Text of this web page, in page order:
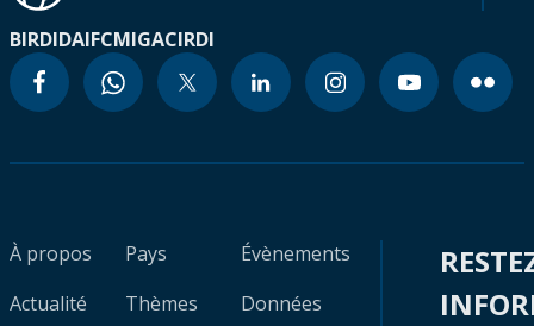
BIRDIDAIFCMIGACIRDI
À propos
Actualité
Pays
Thèmes
Évènements
Données